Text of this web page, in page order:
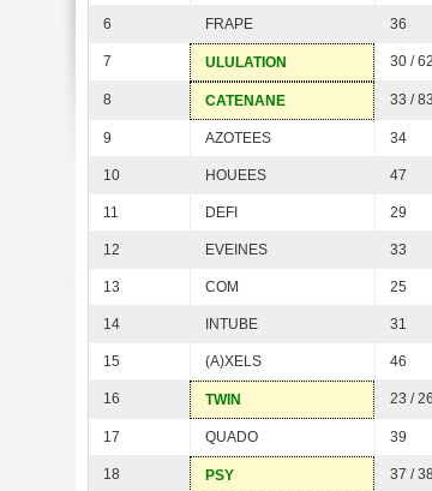
6 FRAPE 36
7 ULULATION 30 / 62
8 CATENANE 33 / 83
9 AZOTEES 34
10 HOUEES 47
11 DEFI 29
12 EVEINES 33
13 COM 25
14 INTUBE 31
15 (A)XELS 46
16 TWIN 23 / 26
17 QUADO 39
18 PSY 37 / 38